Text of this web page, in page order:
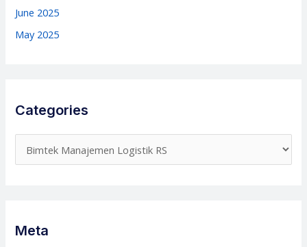
June 2025
May 2025
Categories
a
Meta